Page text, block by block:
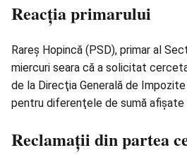
Reacția primarului
Rareș Hopincă (PSD), primar al
miercuri seara că a solicitat
de la Direcţia Generală de
pentru diferenţele de sumă afișate
Reclamații din partea